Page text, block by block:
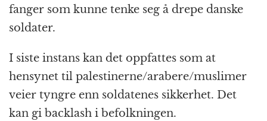
fanger som kunne tenke seg å drepe danske
soldater.
I siste instans kan det oppfattes som at
hensynet til palestinerne/arabere/muslimer
veier tyngre enn soldatenes sikkerhet. Det
kan gi backlash i befolkningen.